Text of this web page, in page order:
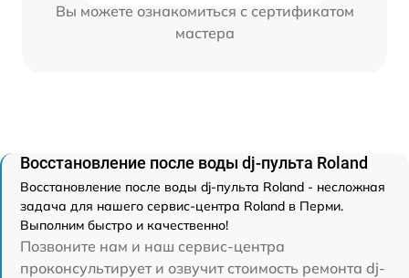
Вы можете ознакомиться с сертификатом
мастера
Восстановление после воды dj-пульта Roland
Восстановление после воды dj-пульта Roland - несложная
задача для нашего сервис-центра Roland в Перми.
Выполним быстро и качественно!
Позвоните нам и наш сервис-центра
проконсультирует и озвучит стоимость ремонта dj-